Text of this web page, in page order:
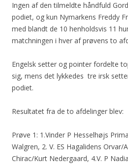
Ingen af den tilmeldte håndfuld
podiet, og kun Nymarkens Freddy
med blandt de 10 henholdsvis 11
matchningen i hver af prøvens to
Engelsk setter og pointer fordelte
sig, mens det lykkedes tre irsk
podiet.
Resultatet fra de to afdelinger blev:
Prøve 1: 1.Vinder P Hesselhøjs
Walgren, 2. V. ES Hagalidens Orvar/
Chirac/Kurt Nedergaard, 4.V. P